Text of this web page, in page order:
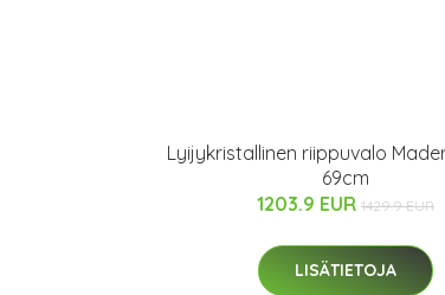
Lyijykristallinen riippuvalo
69cm
1203.9 EUR 1429.9 EUR
LISÄTIETOJA